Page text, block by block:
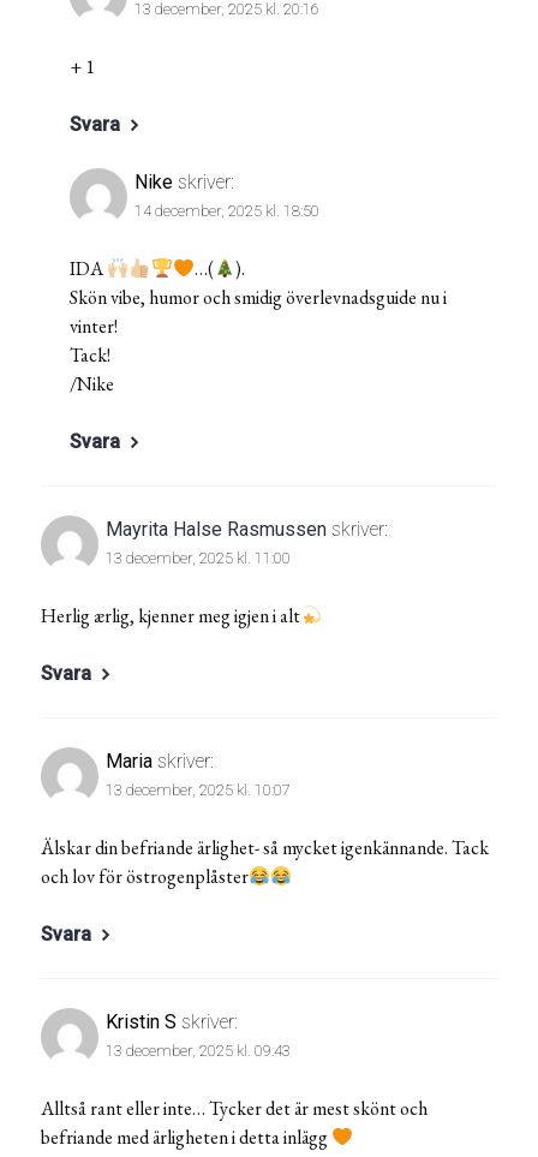
13 december, 2025 kl. 20:16
+ 1
Svara
Nike skriver:
14 december, 2025 kl. 18:50
IDA …(
).
Skön vibe, humor och smidig överlevnadsguide nu i
vinter!
Tack!
/Nike
Svara
Mayrita Halse Rasmussen skriver:
13 december, 2025 kl. 11:00
Herlig ærlig, kjenner meg igjen i alt
Svara
Maria skriver:
13 december, 2025 kl. 10:07
Älskar din befriande ärlighet- så mycket igenkännande. Tack
och lov för östrogenplåster
Svara
Kristin S skriver:
13 december, 2025 kl. 09:43
Alltså rant eller inte… Tycker det är mest skönt och
befriande med ärligheten i detta inlägg